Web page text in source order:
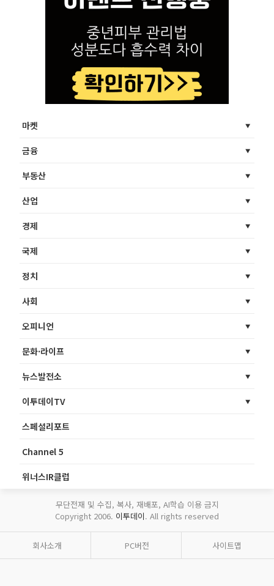
마켓
금융
부동산
산업
경제
국제
정치
사회
오피니언
문화·라이프
뉴스발전소
이투데이TV
스페셜리포트
Channel 5
위너스IR클럽
무단전재 및 수집, 복사, 재배포, AI학습 이용 금지
Copyright 2006. 이투데이. All rights reserved
회사소개 PC버전 사이트맵